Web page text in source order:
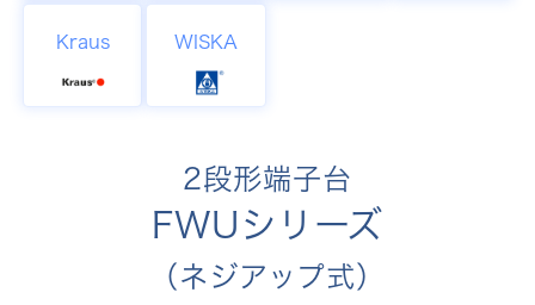
Kraus WISKA
2段形端子台
FWUシリーズ
（ネジアップ式）